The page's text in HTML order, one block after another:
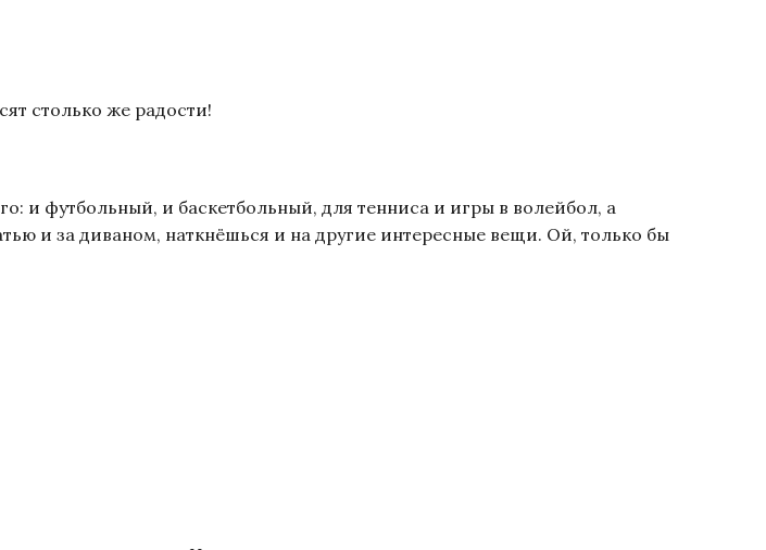
столько же радости!
и футбольный, и баскетбольный, для тенниса и игры в волейбол, а
и за диваном, наткнёшься и на другие интересные вещи. Ой, только бы